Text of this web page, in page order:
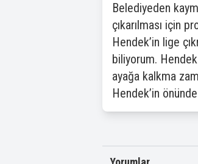
Belediyeden
çıkarılması için
Hendek’in lige
biliyorum.
ayağa kalkma
Hendek’in